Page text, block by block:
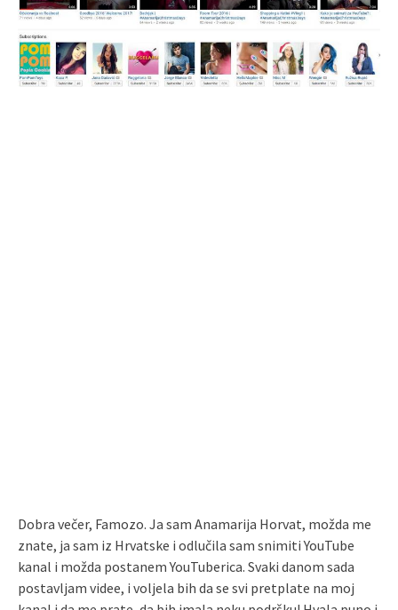
Dobra večer, Famozo. Ja sam Anamarija Horvat, možda me
znate, ja sam iz Hrvatske i odlučila sam snimiti YouTube
kanal i možda postanem YouTuberica. Svaki danom sada
postavljam videe, i voljela bih da se svi pretplate na moj